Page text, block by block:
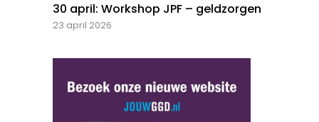
30 april: Workshop JPF – geldzorgen
23 april 2026